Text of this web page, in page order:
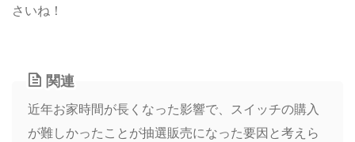
さいね！
関連
近年お家時間が長くなった影響で、スイッチの購入
が難しかったことが抽選販売になった要因と考えら